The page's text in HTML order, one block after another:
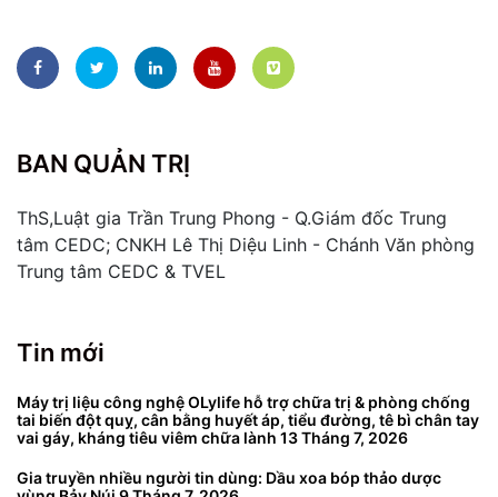
BAN QUẢN TRỊ
ThS,Luật gia Trần Trung Phong - Q.Giám đốc Trung
tâm CEDC; CNKH Lê Thị Diệu Linh - Chánh Văn phòng
Trung tâm CEDC & TVEL
Tin mới
Máy trị liệu công nghệ OLylife hỗ trợ chữa trị & phòng chống
tai biến đột quỵ, cân bằng huyết áp, tiểu đường, tê bì chân tay
vai gáy, kháng tiêu viêm chữa lành 13 Tháng 7, 2026
Gia truyền nhiều người tin dùng: Dầu xoa bóp thảo dược